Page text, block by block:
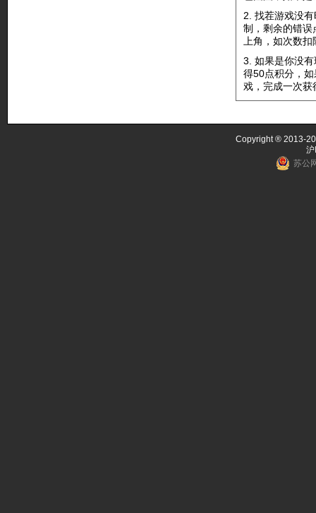
2. 找茬游戏没
制，剩余的错误
上角，如次数
3. 如果是你没
得50点积分，
戏，完成一次获
Copyright ® 2013-
苏公